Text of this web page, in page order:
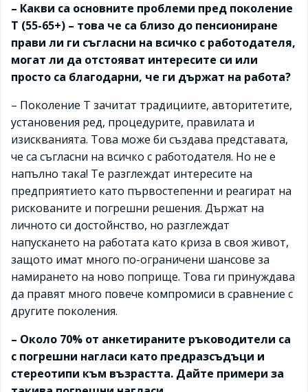
– Какви са основните проблеми пред поколение
Т (55-65+) – това че са близо до пенсиониране
прави ли ги съгласни на всичко с работодателя,
могат ли да отстояват интересите си или
просто са благодарни, че ги държат на работа?
– Поколение Т зачитат традициите, авторитетите,
установения ред, процедурите, правилата и
изискванията. Това може би създава представата,
че са съгласни на всичко с работодателя. Но не е
напълно така! Те разглеждат интересите на
предприятието като първостепенни и реагират на
рискованите и погрешни решения. Държат на
личното си достойнство, но разглеждат
напускането на работата като криза в своя живот,
защото имат много по-ограничени шансове за
намирането на ново поприще. Това ги принуждава
да правят много повече компромиси в сравнение с
другите поколения.
– Около 70% от анкетираните ръководители са
с погрешни нагласи като предразсъдъци и
стереотипи към възрастта. Дайте примери за